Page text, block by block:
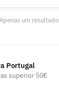
Apenas um resultado
Portugal
superior 50€